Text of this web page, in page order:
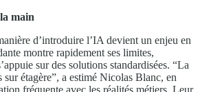
main
d’introduire l’IA devient un enjeu en
montre rapidement ses limites,
sur des solutions standardisées. “La
étagère”, a estimé Nicolas Blanc, en
fréquente avec les réalités métiers. Leur